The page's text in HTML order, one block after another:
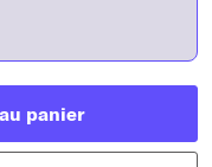
panier